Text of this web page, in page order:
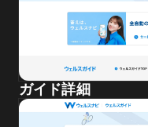
ガイド詳細